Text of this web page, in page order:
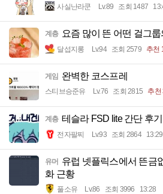
사실난라쿤 Lv.89 조회 1487
계층 요즘 많이 뜬 어떤 걸그
달섭지롱 Lv.94 조회 2579 추천
게임 완벽한 코스프레
스티브승준유 Lv.76 조회 2815 추천
계층 테슬라 FSD lite 간단 후
전자팔찌 Lv.93 조회 2864 13:29
유머 유럽 넷플릭스에서 뜬금
화 근황
풀소유 Lv.86 조회 3996 13:28